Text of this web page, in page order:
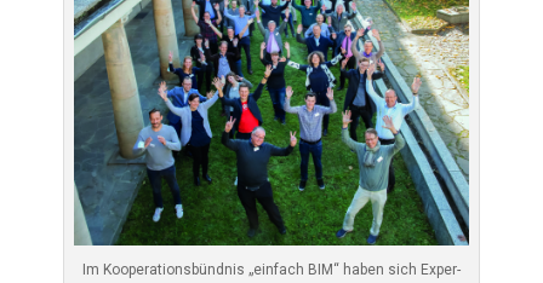
Im Koope­ra­ti­ons­bünd­nis „ein­fach BIM“ haben sich Exper­